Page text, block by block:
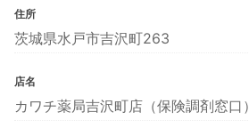
住所
茨城県水戸市吉沢町263
店名
カワチ薬局吉沢町店（保険調剤窓口）